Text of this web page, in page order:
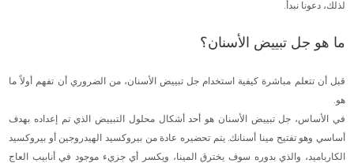
لذلك، دعونا نبدأ.
ما هو جل تبييض الأسنان؟
قبل أن تتعلم مباشرة كيفية استخدام جل تبييض الأسنان، من الضروري أن تفهم أولاً ما
هو.
في الأساس، جل تبييض الأسنان هو أحد أشكال محلول التبييض الذي تم إعداده بهدف
أساسي وهو تفتيح مينا أسنانك. يتم تحضيره عادة من بيروكسيد الهيدروجين أو بيروكسيد
الكارباميد، والذي بدوره سوف يخترق المينا، ويكسر أي جزيء موجود في أنابيب العاج